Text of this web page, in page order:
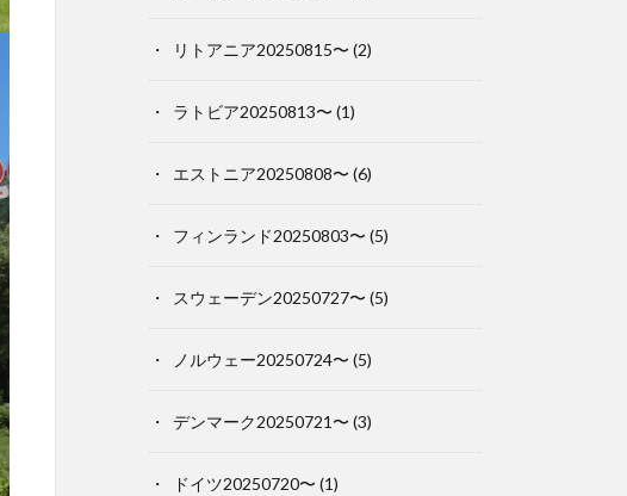
リトアニア20250815〜 (2)
ラトビア20250813〜 (1)
エストニア20250808〜 (6)
フィンランド20250803〜 (5)
スウェーデン20250727〜 (5)
ノルウェー20250724〜 (5)
デンマーク20250721〜 (3)
ドイツ20250720〜 (1)